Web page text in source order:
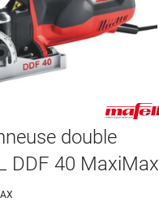
double
DDF 40 MaxiMax